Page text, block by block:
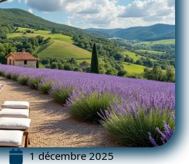
1 décembre 2025